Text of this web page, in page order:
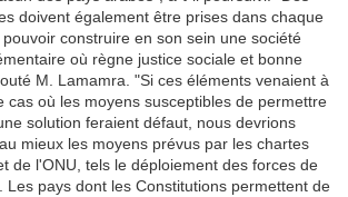
doivent également être prises dans chaque
construire en son sein une société
où règne justice sociale et bonne
M. Lamamra. "Si ces éléments venaient à
cas où les moyens susceptibles de permettre
solution feraient défaut, nous devrions
mieux les moyens prévus par les chartes
de l'ONU, tels le déploiement des forces de
Les pays dont les Constitutions permettent de